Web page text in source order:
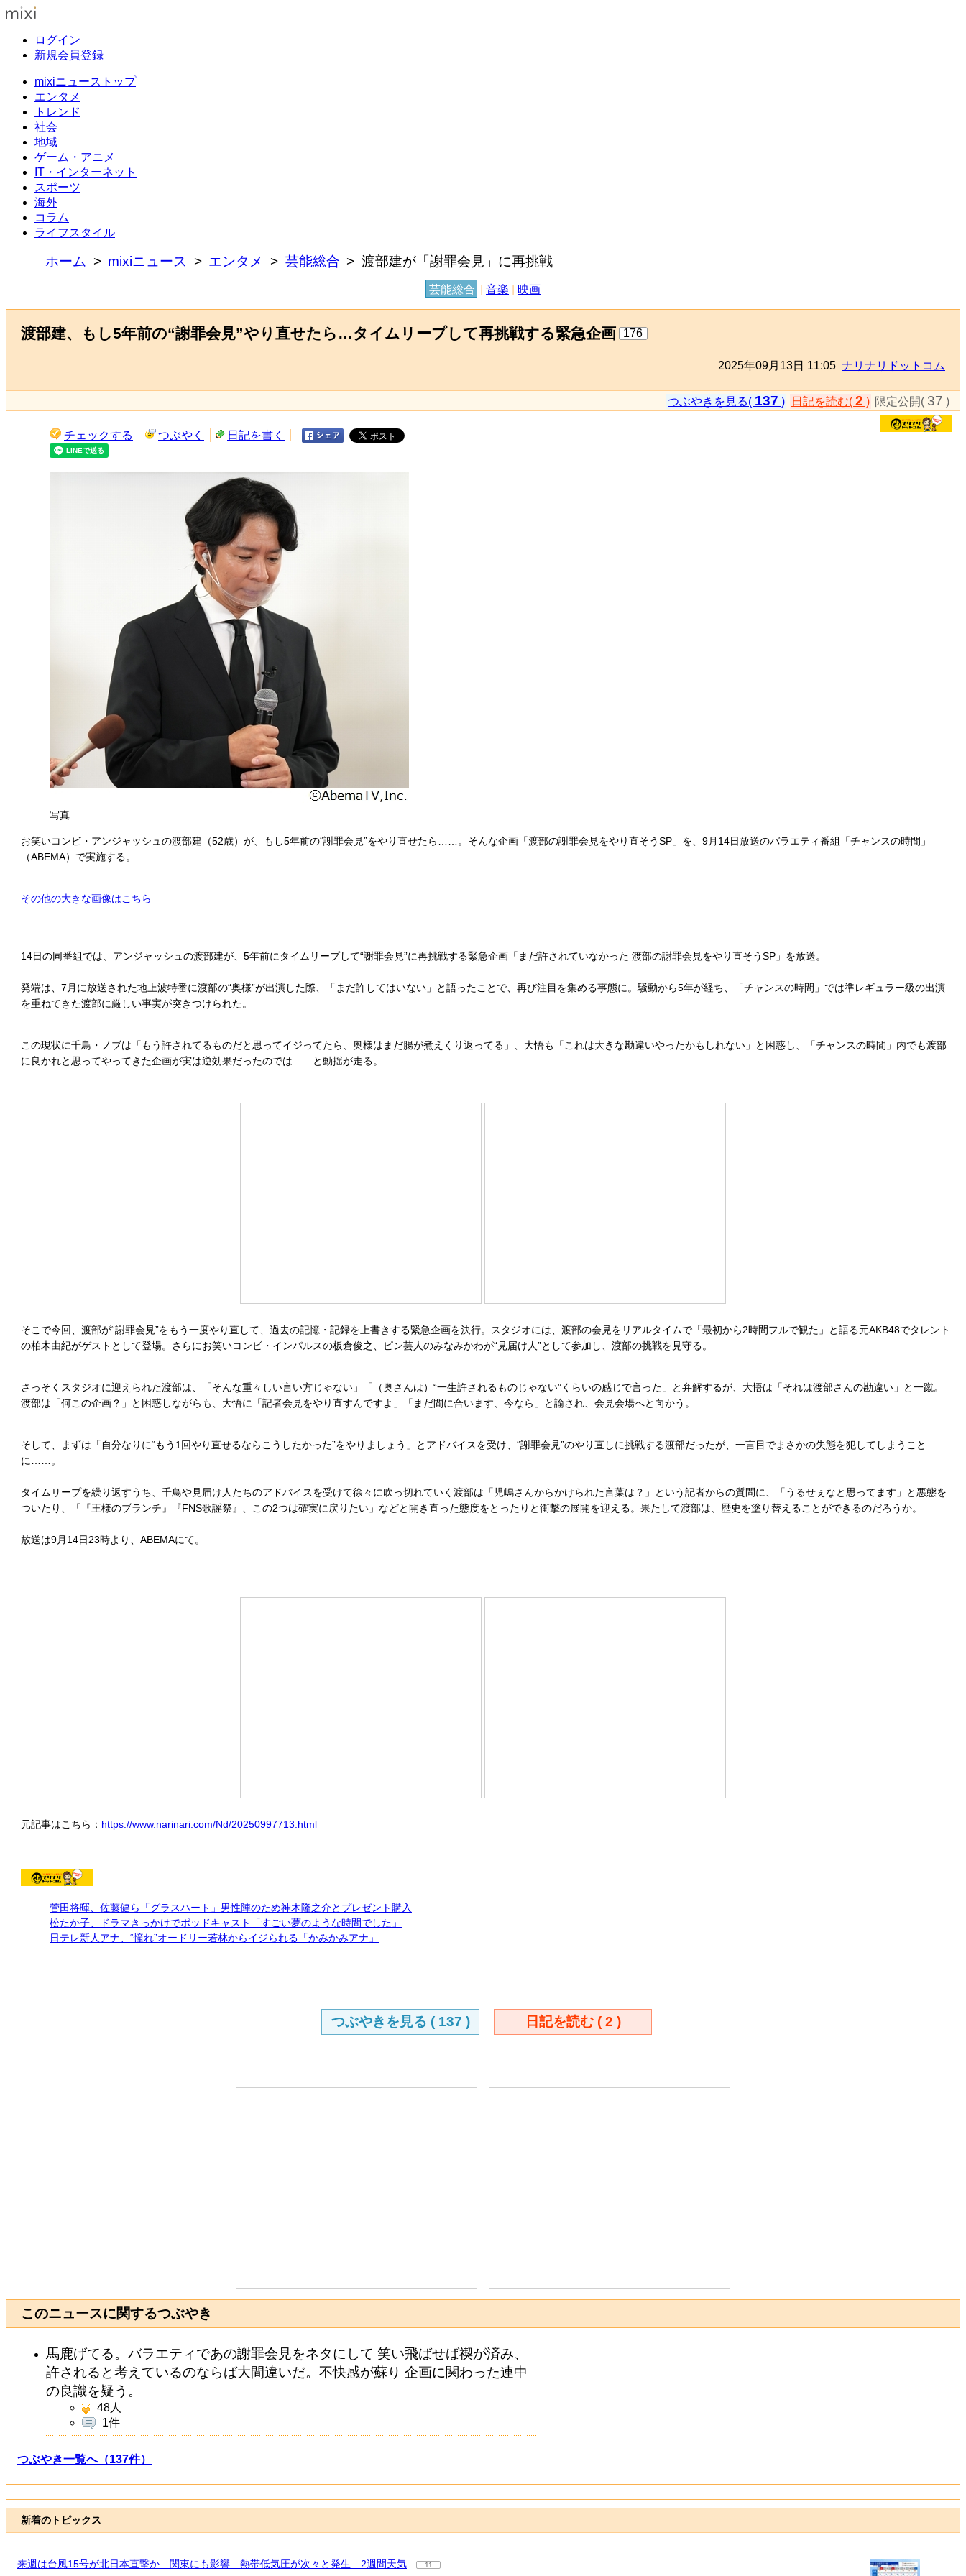
ログイン
新規会員登録
mixiニューストップ
エンタメ
トレンド
社会
地域
ゲーム・アニメ
IT・インターネット
スポーツ
海外
コラム
ライフスタイル
ホーム mixiニュース エンタメ 芸能総合 渡部建が「謝罪会見」に再挑戦
芸能総合 音楽 映画
渡部建、もし5年前の“謝罪会見”やり直せたら…タイムリープして再挑戦する緊急企画 176
2025年09月13日 11:05 ナリナリドットコム
つぶやきを見る( 137 ) 日記を読む( 2 ) 限定公開( 37 )
チェックする つぶやく 日記を書く
写真
お笑いコンビ・アンジャッシュの渡部建（52歳）が、もし5年前の“謝罪会見”をやり直せたら……。そんな企画「渡部の謝罪会見をやり直そうSP」を、9月14日放送のバラエティ番組「チャンスの時間」
（ABEMA）で実施する。
その他の大きな画像はこちら
14日の同番組では、アンジャッシュの渡部建が、5年前にタイムリープして“謝罪会見”に再挑戦する緊急企画「まだ許されていなかった 渡部の謝罪会見をやり直そうSP」を放送。
発端は、7月に放送された地上波特番に渡部の“奥様”が出演した際、「まだ許してはいない」と語ったことで、再び注目を集める事態に。騒動から5年が経ち、「チャンスの時間」では準レギュラー級の出演
を重ねてきた渡部に厳しい事実が突きつけられた。
この現状に千鳥・ノブは「もう許されてるものだと思ってイジってたら、奥様はまだ腸が煮えくり返ってる」、大悟も「これは大きな勘違いやったかもしれない」と困惑し、「チャンスの時間」内でも渡部
に良かれと思ってやってきた企画が実は逆効果だったのでは……と動揺が走る。
そこで今回、渡部が“謝罪会見”をもう一度やり直して、過去の記憶・記録を上書きする緊急企画を決行。スタジオには、渡部の会見をリアルタイムで「最初から2時間フルで観た」と語る元AKB48でタレント
の柏木由紀がゲストとして登場。さらにお笑いコンビ・インパルスの板倉俊之、ピン芸人のみなみかわが“見届け人”として参加し、渡部の挑戦を見守る。
さっそくスタジオに迎えられた渡部は、「そんな重々しい言い方じゃない」「（奥さんは）“一生許されるものじゃない”くらいの感じで言った」と弁解するが、大悟は「それは渡部さんの勘違い」と一蹴。
渡部は「何この企画？」と困惑しながらも、大悟に「記者会見をやり直すんですよ」「まだ間に合います、今なら」と諭され、会見会場へと向かう。
そして、まずは「自分なりに“もう1回やり直せるならこうしたかった”をやりましょう」とアドバイスを受け、“謝罪会見”のやり直しに挑戦する渡部だったが、一言目でまさかの失態を犯してしまうこと
に……。
タイムリープを繰り返すうち、千鳥や見届け人たちのアドバイスを受けて徐々に吹っ切れていく渡部は「児嶋さんからかけられた言葉は？」という記者からの質問に、「うるせぇなと思ってます」と悪態を
ついたり、「『王様のブランチ』『FNS歌謡祭』、この2つは確実に戻りたい」などと開き直った態度をとったりと衝撃の展開を迎える。果たして渡部は、歴史を塗り替えることができるのだろうか。
放送は9月14日23時より、ABEMAにて。
元記事はこちら： https://www.narinari.com/Nd/20250997713.html
菅田将暉、佐藤健ら「グラスハート」男性陣のため神木隆之介とプレゼント購入
松たか子、ドラマきっかけでポッドキャスト「すごい夢のような時間でした」
日テレ新人アナ、“憧れ”オードリー若林からイジられる「かみかみアナ」
つぶやきを見る ( 137 ) 日記を読む ( 2 )
このニュースに関するつぶやき
馬鹿げてる。バラエティであの謝罪会見をネタにして 笑い飛ばせば禊が済み、
許されると考えているのならば大間違いだ。不快感が蘇り 企画に関わった連中
の良識を疑う。
48人
1件
つぶやき一覧へ（137件）
新着のトピックス
来週は台風15号が北日本直撃か 関東にも影響 熱帯低気圧が次々と発生 2週間天気 11